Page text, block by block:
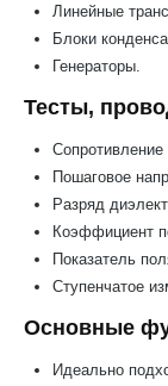
Линейные
Блоки
Генераторы.
Тесты,
Сопротивление
Пошаговое
Разряд
Коэффициент
Показатель
Ступенчатое
Основные
Идеально